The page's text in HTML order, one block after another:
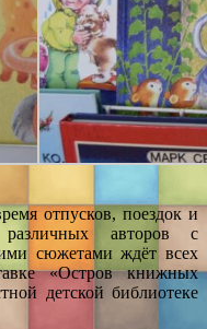
отпусков, поездок и
авторов с
сюжетами ждёт всех
«Остров книжных
детской библиотеке